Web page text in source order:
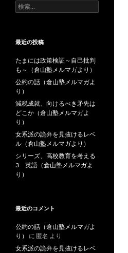
稿
検
索:
最近の投稿
たまには政策検証～自己批判
も～（倉山塾メルマガより）
公約の話（倉山塾メルマガよ
り）
減税成就、向けるべき矛先は
どこか（倉山塾メルマガよ
り）
女系派の詭弁を見抜けるレベ
ル（倉山塾メルマガより）
シリーズ、高校教育を考える
3 英語（倉山塾メルマガよ
り）
最近のコメント
公約の話（倉山塾メルマガよ
り）
に 匿名 より
女系派の詭弁を見抜けるレベ